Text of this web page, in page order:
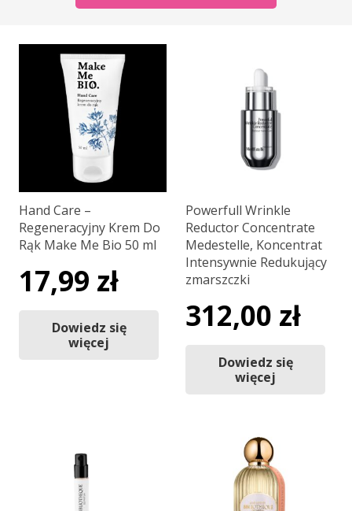
Hand Care –
Regeneracyjny Krem Do
Rąk Make Me Bio 50 ml
17,99 zł
Dowiedz się
więcej
Powerfull Wrinkle
Reductor Concentrate
Medestelle, Koncentrat
Intensywnie Redukujący
zmarszczki
312,00 zł
Dowiedz się
więcej